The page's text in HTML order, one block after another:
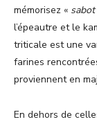
mémorisez « sabot
l’épeautre et le
triticale est une
farines
proviennent en
En dehors de